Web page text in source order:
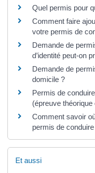
Quel permis pour
Comment faire
votre permis de
Demande de
d’identité peut-on
Demande de
domicile ?
Permis de
(épreuve
Comment savoir
permis de
Et aussi